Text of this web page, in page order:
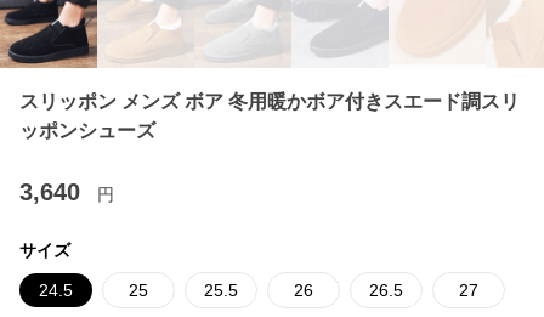
スリッポン メンズ ボア 冬用暖かボア付きスエード調スリ
ッポンシューズ
3,640 円
サイズ
24.5 25 25.5 26 26.5 27